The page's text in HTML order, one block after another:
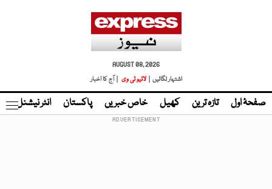
AUGUST 08, 2026
اشتہار لگائیں |
لائیو ٹی وی | آج کا اخبار
صفحۂ اول تازہ ترین کھیل خاص خبریں پاکستان انٹر نیشنل